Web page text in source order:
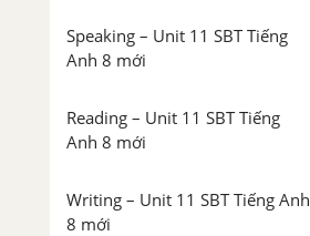
Speaking – Unit 11 SBT Tiếng
Anh 8 mới
Reading – Unit 11 SBT Tiếng
Anh 8 mới
Writing – Unit 11 SBT Tiếng Anh
8 mới